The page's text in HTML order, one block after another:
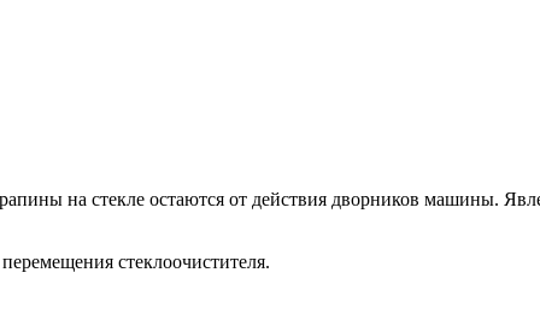
на стекле остаются от действия дворников машины.
стеклоочистителя.